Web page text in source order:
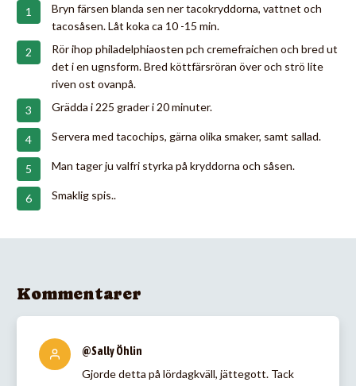
Bryn färsen blanda sen ner tacokryddorna, vattnet och
tacosåsen. Låt koka ca 10 -15 min.
Rör ihop philadelphiaosten pch cremefraichen och bred ut
det i en ugnsform. Bred köttfärsröran över och strö lite
riven ost ovanpå.
Grädda i 225 grader i 20 minuter.
Servera med tacochips, gärna olika smaker, samt sallad.
Man tager ju valfri styrka på kryddorna och såsen.
Smaklig spis..
Kommentarer
@Sally Öhlin
Gjorde detta på lördagkväll, jättegott. Tack